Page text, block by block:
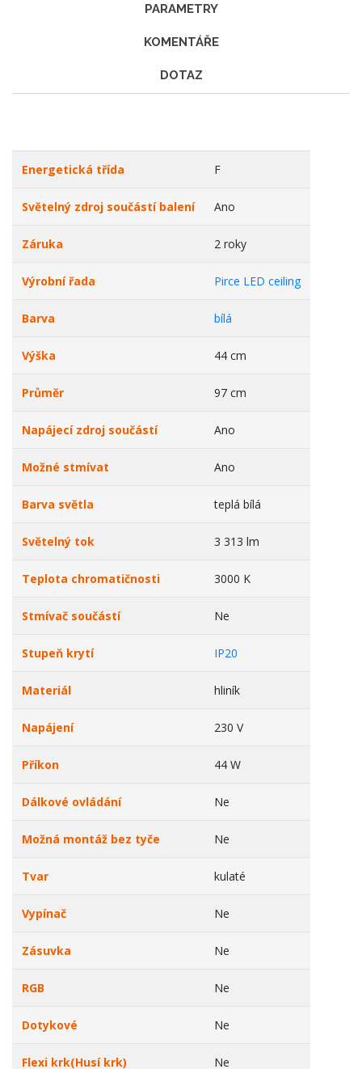
PARAMETRY
KOMENTÁŘE
DOTAZ
Energetická třída F
Světelný zdroj součástí balení Ano
Záruka 2 roky
Výrobní řada Pirce LED ceiling
Barva bílá
Výška 44 cm
Průměr 97 cm
Napájecí zdroj součástí Ano
Možné stmívat Ano
Barva světla teplá bílá
Světelný tok 3 313 lm
Teplota chromatičnosti 3000 K
Stmívač součástí Ne
Stupeň krytí IP20
Materiál hliník
Napájení 230 V
Příkon 44 W
Dálkové ovládání Ne
Možná montáž bez tyče Ne
Tvar kulaté
Vypínač Ne
Zásuvka Ne
RGB Ne
Dotykové Ne
Flexi krk(Husí krk) Ne